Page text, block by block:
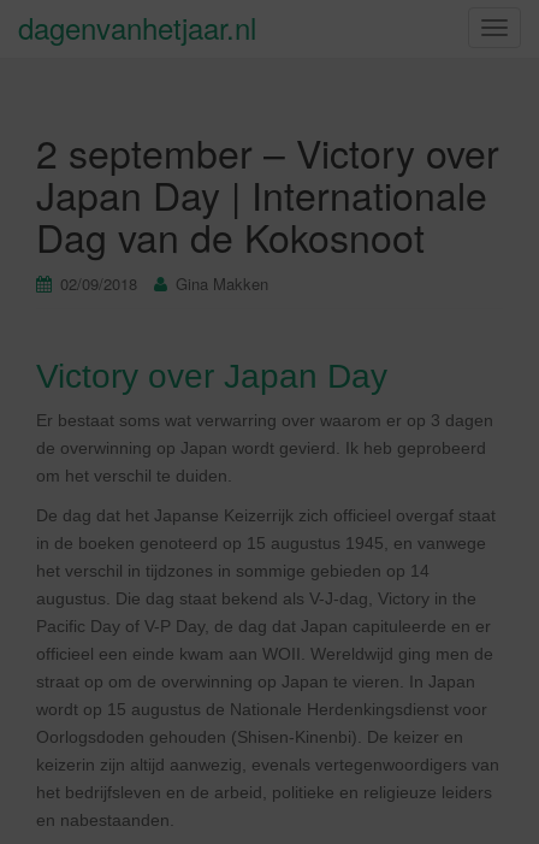
S
k
dagenvanhetjaar.nl
2 september – Victory over
Japan Day | Internationale
Dag van de Kokosnoot
02/09/2018 Gina Makken
Victory over Japan Day
Er bestaat soms wat verwarring over waarom er op 3 dagen
de overwinning op Japan wordt gevierd. Ik heb geprobeerd
om het verschil te duiden.
De dag dat het Japanse Keizerrijk zich officieel overgaf staat
in de boeken genoteerd op 15 augustus 1945, en vanwege
het verschil in tijdzones in sommige gebieden op 14
augustus. Die dag staat bekend als V-J-dag, Victory in the
Pacific Day of V-P Day, de dag dat Japan capituleerde en er
officieel een einde kwam aan WOII. Wereldwijd ging men de
straat op om de overwinning op Japan te vieren. In Japan
wordt op 15 augustus de Nationale Herdenkingsdienst voor
Oorlogsdoden gehouden (Shisen-Kinenbi). De keizer en
keizerin zijn altijd aanwezig, evenals vertegenwoordigers van
het bedrijfsleven en de arbeid, politieke en religieuze leiders
en nabestaanden.